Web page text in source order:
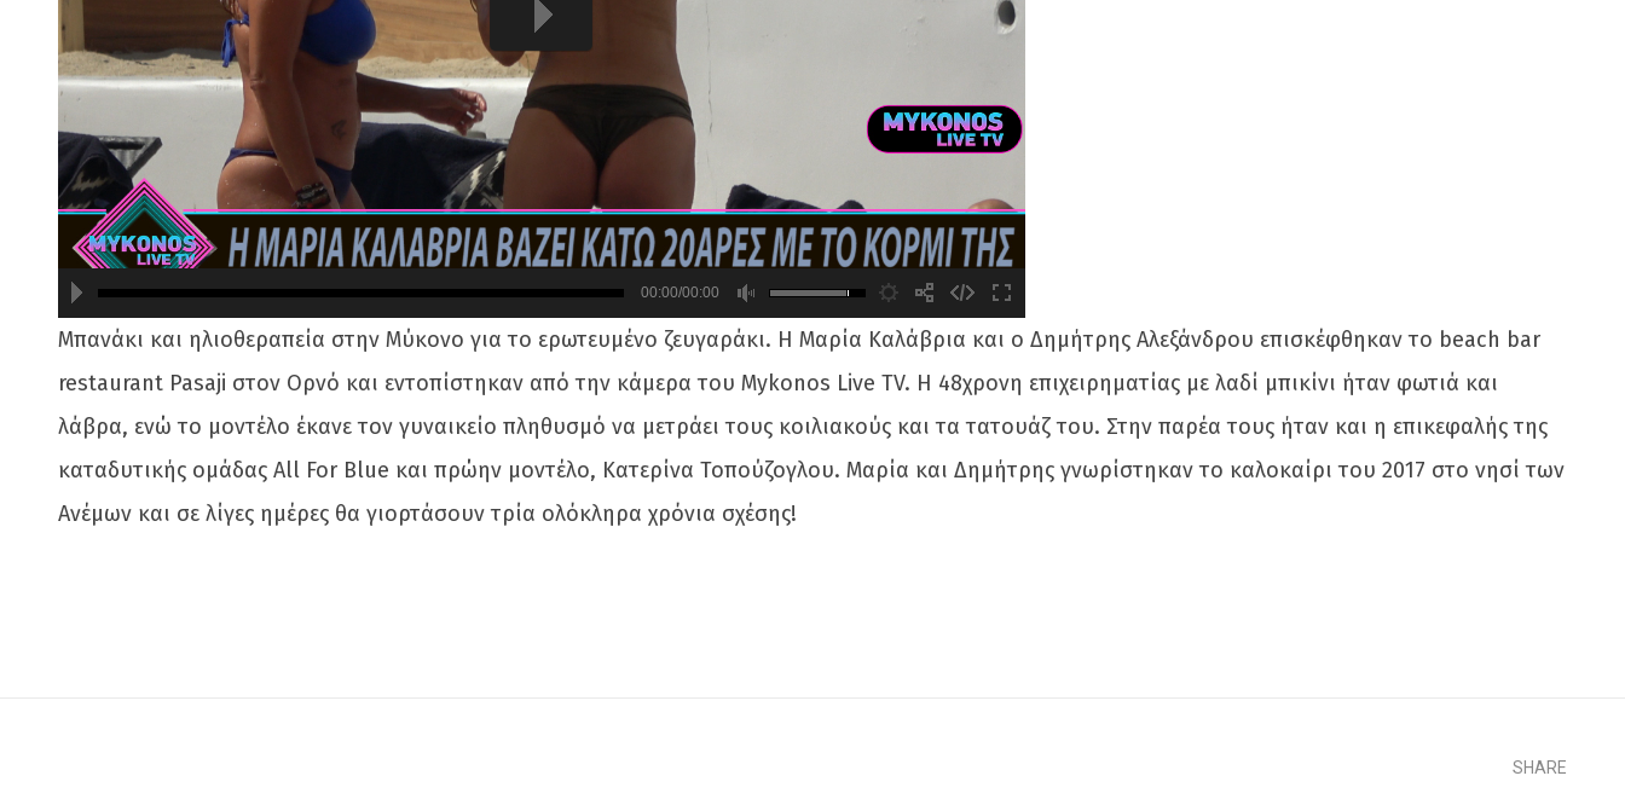
480
00:00/00:00
Μπανάκι και ηλιοθεραπεία στην Μύκονο για το ερωτευμένο ζευγαράκι. Η Μαρία Καλάβρια και ο Δημήτρης Αλεξάνδρου επισκέφθηκαν το beach bar
restaurant Pasaji στον Ορνό και εντοπίστηκαν από την κάμερα του Mykonos Live TV. Η 48χρονη επιχειρηματίας με λαδί μπικίνι ήταν φωτιά και
λάβρα, ενώ το μοντέλο έκανε τον γυναικείο πληθυσμό να μετράει τους κοιλιακούς και τα τατουάζ του. Στην παρέα τους ήταν και η επικεφαλής της
καταδυτικής ομάδας All For Blue και πρώην μοντέλο, Κατερίνα Τοπούζογλου. Μαρία και Δημήτρης γνωρίστηκαν το καλοκαίρι του 2017 στο νησί των
Ανέμων και σε λίγες ημέρες θα γιορτάσουν τρία ολόκληρα χρόνια σχέσης!
SHARE